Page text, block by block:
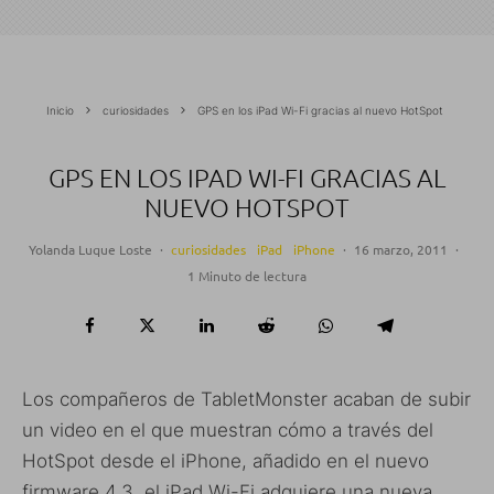
Inicio curiosidades GPS en los iPad Wi-Fi gracias al nuevo HotSpot
GPS EN LOS IPAD WI-FI GRACIAS AL
NUEVO HOTSPOT
Yolanda Luque Loste · curiosidades iPad iPhone · 16 marzo, 2011
·
1 Minuto de lectura
Los compañeros de TabletMonster acaban de subir
un video en el que muestran cómo a través del
HotSpot desde el iPhone, añadido en el nuevo